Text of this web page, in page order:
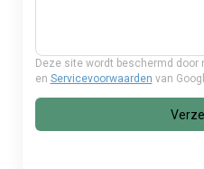
Deze site wordt beschermd door
en Servicevoorwaarden van